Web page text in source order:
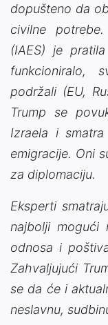
dopušteno da
civilne
(IAES) je
funkcioniralo,
podržali (EU,
Trump se
Izraela i
emigracije. Oni
za diplomaciju.
Eksperti
najbolji mogući
odnosa i
Zahvaljujući
se da će i
neslavnu,